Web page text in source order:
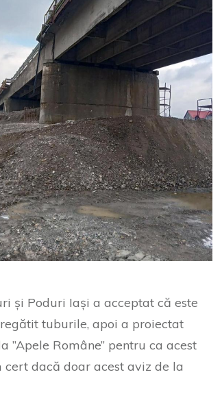
și Poduri Iași a acceptat că este
tuburile, apoi a proiectat
Române” pentru ca acest
dacă doar acest aviz de la